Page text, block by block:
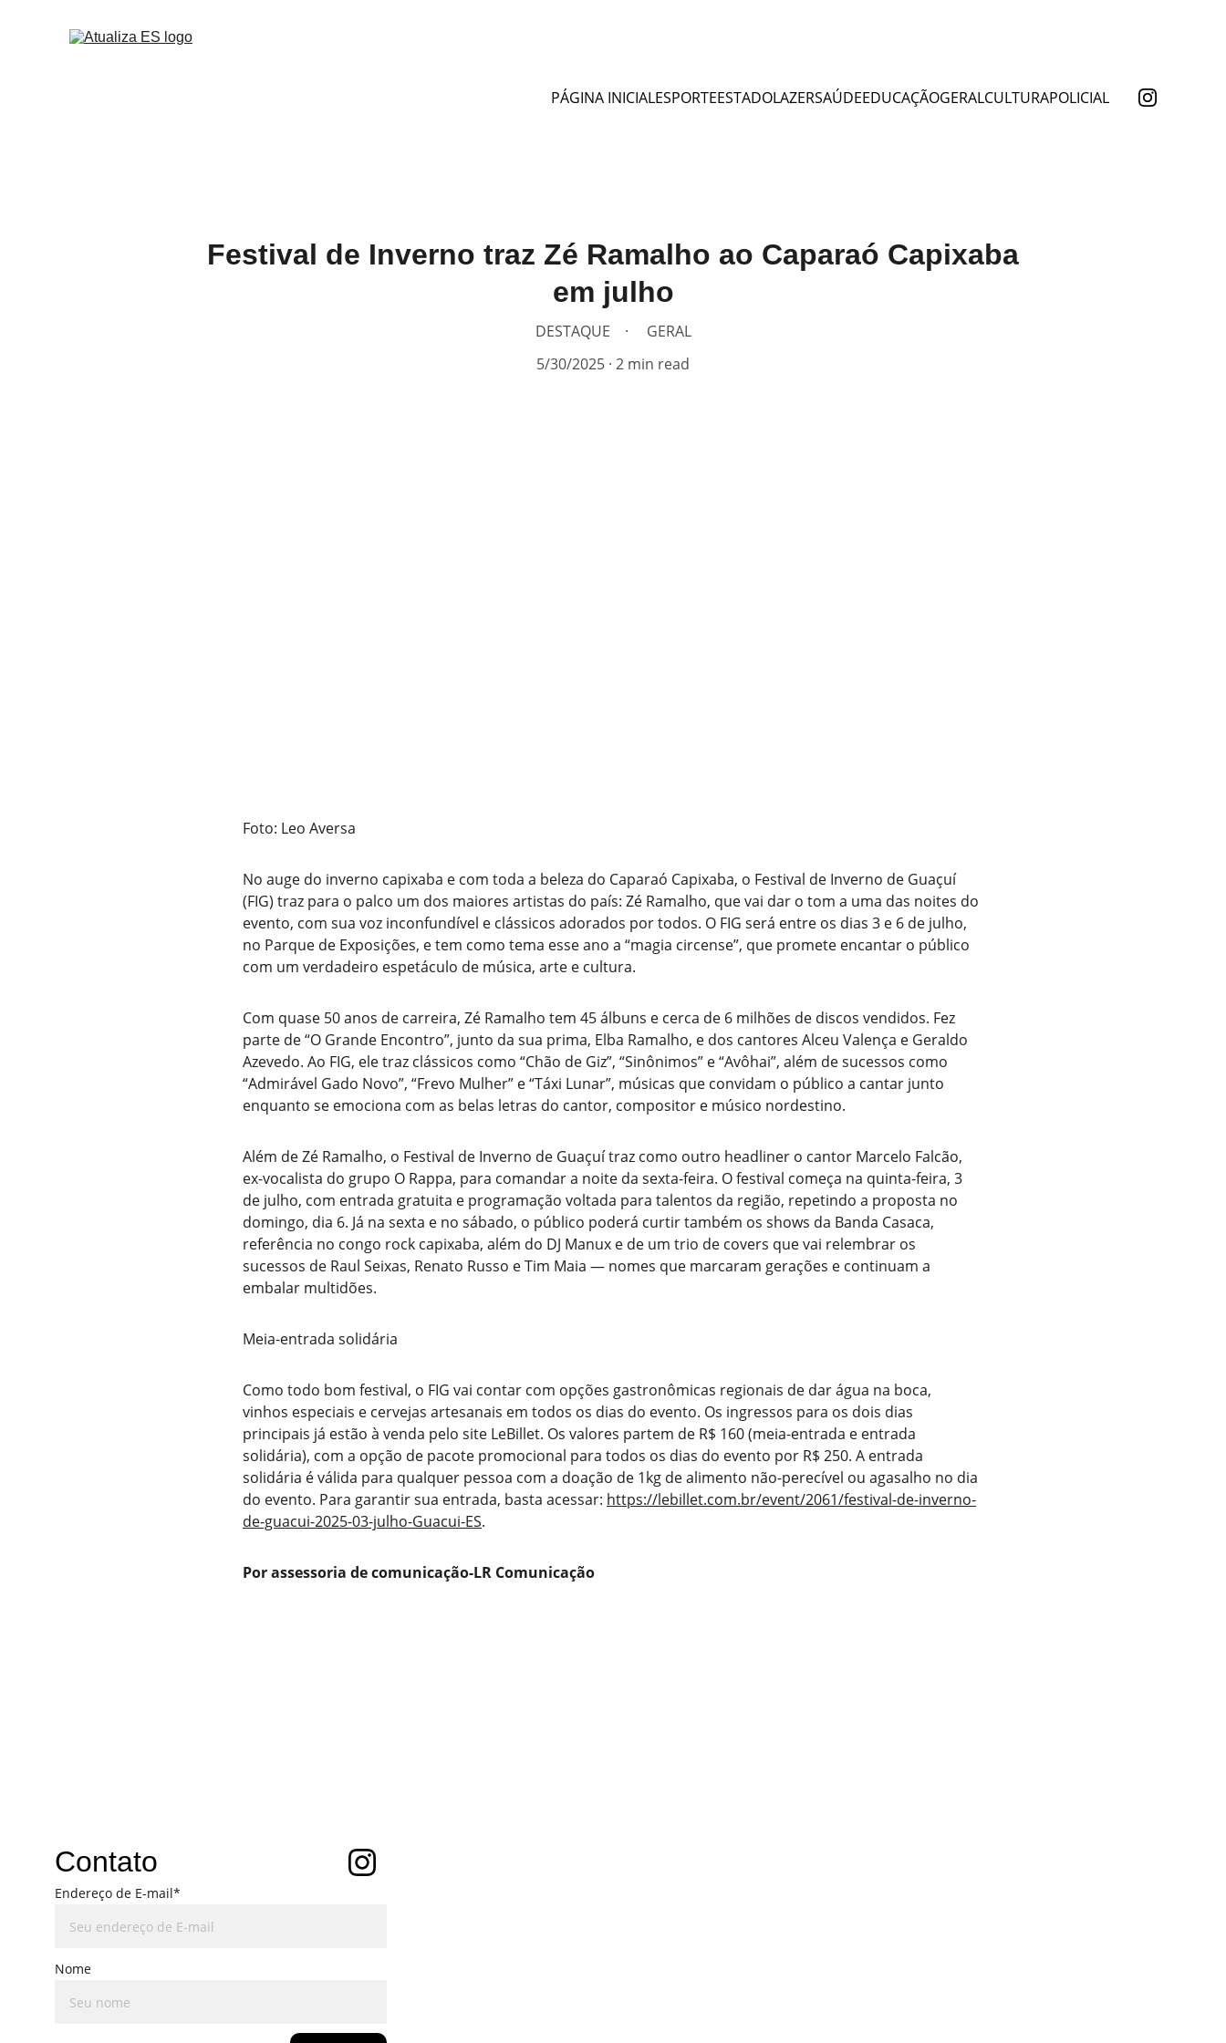
PÁGINA INICIALESPORTEESTADOLAZERSAÚDEEDUCAÇÃOGERALCULTURAPOLICIAL
Festival de Inverno traz Zé Ramalho ao Caparaó Capixaba
em julho
DESTAQUE
GERAL
5/30/2025 2 min read
Foto: Leo Aversa
No auge do inverno capixaba e com toda a beleza do Caparaó Capixaba, o Festival de Inverno de Guaçuí
(FIG) traz para o palco um dos maiores artistas do país: Zé Ramalho, que vai dar o tom a uma das noites do
evento, com sua voz inconfundível e clássicos adorados por todos. O FIG será entre os dias 3 e 6 de julho,
no Parque de Exposições, e tem como tema esse ano a “magia circense”, que promete encantar o público
com um verdadeiro espetáculo de música, arte e cultura.
Com quase 50 anos de carreira, Zé Ramalho tem 45 álbuns e cerca de 6 milhões de discos vendidos. Fez
parte de “O Grande Encontro”, junto da sua prima, Elba Ramalho, e dos cantores Alceu Valença e Geraldo
Azevedo. Ao FIG, ele traz clássicos como “Chão de Giz”, “Sinônimos” e “Avôhai”, além de sucessos como
“Admirável Gado Novo”, “Frevo Mulher” e “Táxi Lunar”, músicas que convidam o público a cantar junto
enquanto se emociona com as belas letras do cantor, compositor e músico nordestino.
Além de Zé Ramalho, o Festival de Inverno de Guaçuí traz como outro headliner o cantor Marcelo Falcão,
ex-vocalista do grupo O Rappa, para comandar a noite da sexta-feira. O festival começa na quinta-feira, 3
de julho, com entrada gratuita e programação voltada para talentos da região, repetindo a proposta no
domingo, dia 6. Já na sexta e no sábado, o público poderá curtir também os shows da Banda Casaca,
referência no congo rock capixaba, além do DJ Manux e de um trio de covers que vai relembrar os
sucessos de Raul Seixas, Renato Russo e Tim Maia — nomes que marcaram gerações e continuam a
embalar multidões.
Meia-entrada solidária
Como todo bom festival, o FIG vai contar com opções gastronômicas regionais de dar água na boca,
vinhos especiais e cervejas artesanais em todos os dias do evento. Os ingressos para os dois dias
principais já estão à venda pelo site LeBillet. Os valores partem de R$ 160 (meia-entrada e entrada
solidária), com a opção de pacote promocional para todos os dias do evento por R$ 250. A entrada
solidária é válida para qualquer pessoa com a doação de 1kg de alimento não-perecível ou agasalho no dia
do evento. Para garantir sua entrada, basta acessar: https://lebillet.com.br/event/2061/festival-de-inverno-
de-guacui-2025-03-julho-Guacui-ES.
Por assessoria de comunicação-LR Comunicação
Contato
Endereço de E-mail*
Nome